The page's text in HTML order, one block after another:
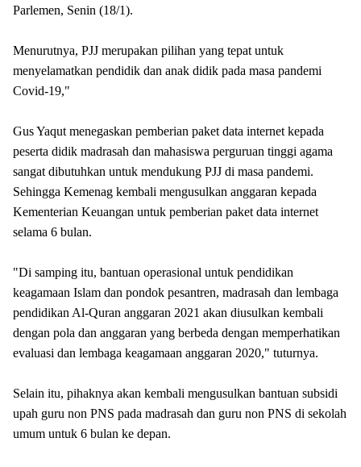
Parlemen, Senin (18/1).
Menurutnya, PJJ merupakan pilihan yang tepat untuk
menyelamatkan pendidik dan anak didik pada masa pandemi
Covid-19,"
Gus Yaqut menegaskan pemberian paket data internet kepada
peserta didik madrasah dan mahasiswa perguruan tinggi agama
sangat dibutuhkan untuk mendukung PJJ di masa pandemi.
Sehingga Kemenag kembali mengusulkan anggaran kepada
Kementerian Keuangan untuk pemberian paket data internet
selama 6 bulan.
"Di samping itu, bantuan operasional untuk pendidikan
keagamaan Islam dan pondok pesantren, madrasah dan lembaga
pendidikan Al-Quran anggaran 2021 akan diusulkan kembali
dengan pola dan anggaran yang berbeda dengan memperhatikan
evaluasi dan lembaga keagamaan anggaran 2020," tuturnya.
Selain itu, pihaknya akan kembali mengusulkan bantuan subsidi
upah guru non PNS pada madrasah dan guru non PNS di sekolah
umum untuk 6 bulan ke depan.